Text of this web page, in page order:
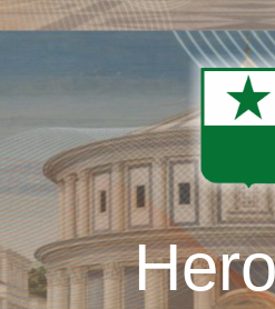
Skip